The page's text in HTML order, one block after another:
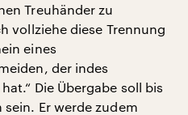
Treuhänder zu
vollziehe diese Trennung
eines
der indes
Die Übergabe soll bis
sein. Er werde zudem